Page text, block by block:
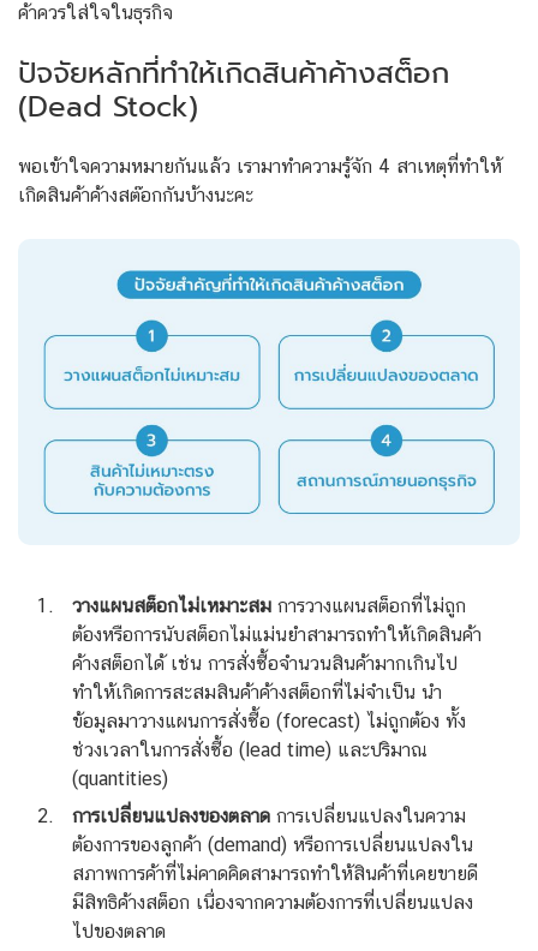
ค้าควรใส่ใจในธุรกิจ
ปัจจัยหลักที่ทำให้เกิดสินค้าค้างสต็อก
(Dead Stock)
พอเข้าใจความหมายกันแล้ว เรามาทำความรู้จัก 4 สาเหตุที่ทำให้
เกิดสินค้าค้างสต๊อกกันบ้างนะคะ
วางแผนสต็อกไม่เหมาะสม การวางแผนสต็อกที่ไม่ถูก
ต้องหรือการนับสต็อกไม่แม่นยำสามารถทำให้เกิดสินค้า
ค้างสต็อกได้ เช่น การสั่งซื้อจำนวนสินค้ามากเกินไป
ทำให้เกิดการสะสมสินค้าค้างสต็อกที่ไม่จำเป็น นำ
ข้อมูลมาวางแผนการสั่งซื้อ (forecast) ไม่ถูกต้อง ทั้ง
ช่วงเวลาในการสั่งซื้อ (lead time) และปริมาณ
(quantities)
การเปลี่ยนแปลงของตลาด การเปลี่ยนแปลงในความ
ต้องการของลูกค้า (demand) หรือการเปลี่ยนแปลงใน
สภาพการค้าที่ไม่คาดคิดสามารถทำให้สินค้าที่เคยขายดี
มีสิทธิค้างสต็อก เนื่องจากความต้องการที่เปลี่ยนแปลง
ไปของตลาด